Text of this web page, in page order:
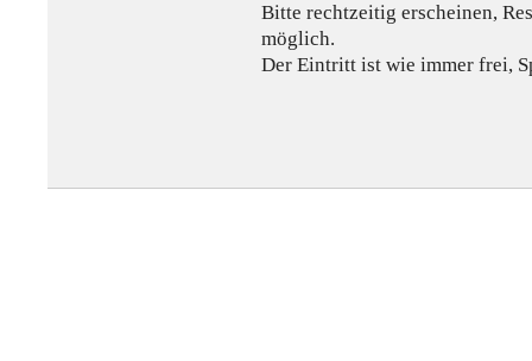
Bitte rechtzeitig erscheinen,
möglich.
Der Eintritt ist wie immer frei,